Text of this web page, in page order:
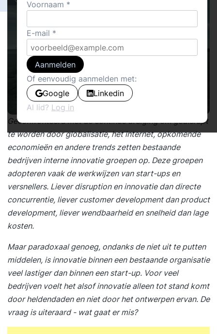
Geconfronteerd met de continue dreiging om gedisrupt
te worden door globalisatie, het internet, opkomende
economieën en andere trends zetten bestaande
bedrijven interne innovatie groepen op. Deze groepen
adopteren vaak de werkwijzen van start-ups en
versnellers. Liever disruption en innovatie dan directe
concurrentie, liever customer development dan product
development, liever wendbaarheid en snelheid dan lage
kosten.
Maar paradoxaal genoeg, ondanks de niet uit te putten
middelen, is innovatie binnen een bestaande organisatie
veel lastiger dan binnen een start-up. Voor veel
bedrijven voelt het alsof innovatie alleen tot stand komt
door heldendaden en niet door het ontwerpen ervan. De
vraag is uiteraard - wat gaat er mis?
Voornaam
E-mail
Aanmelden
Of eenvoudig aanmelden met:
Google
Linkedin
Al lid? Log in